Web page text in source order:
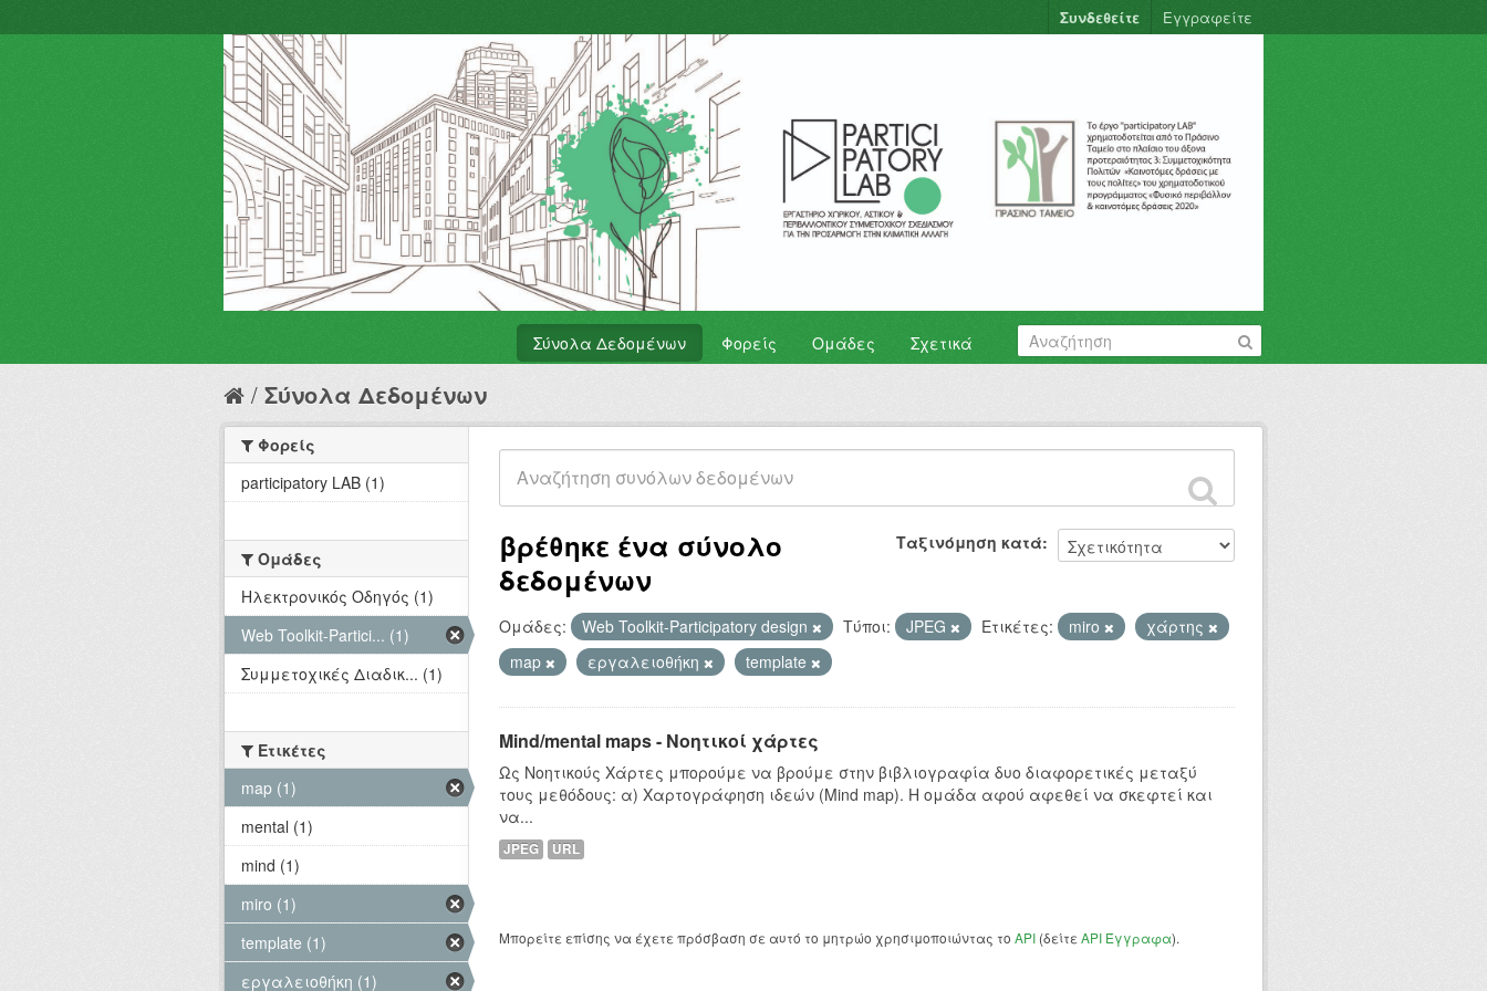
Συνδεθείτε Εγγραφείτε
Σύνολα Δεδομένων Φορείς Ομάδες Σχετικά
Σύνολα Δεδομένων
Ταξινόμηση κατά
βρέθηκε ένα σύνολο
δεδομένων
Ομάδες: Web Toolkit-Participatory design Τύποι: JPEG Ετικέτες: miro
χάρτης
map
εργαλειοθήκη template
Mind/mental maps - Νοητικοί χάρτες
Ως Νοητικούς Χάρτες μπορούμε να βρούμε στην βιβλιογραφία δυο διαφορετικές μεταξύ
τους μεθόδους: α) Χαρτογράφηση ιδεών (Mind map). Η ομάδα αφού αφεθεί να σκεφτεί και
να...
JPEG URL
Μπορείτε επίσης να έχετε πρόσβαση σε αυτό το μητρώο χρησιμοποιώντας το API (δείτε API Έγγραφα).
Φορείς
participatory LAB (1)
Ομάδες
Hλεκτρονικός Οδηγός (1)
Web Toolkit-Partici... (1)
Συμμετοχικές Διαδικ... (1)
Ετικέτες
map (1)
mental (1)
mind (1)
miro (1)
template (1)
εργαλειοθήκη (1)